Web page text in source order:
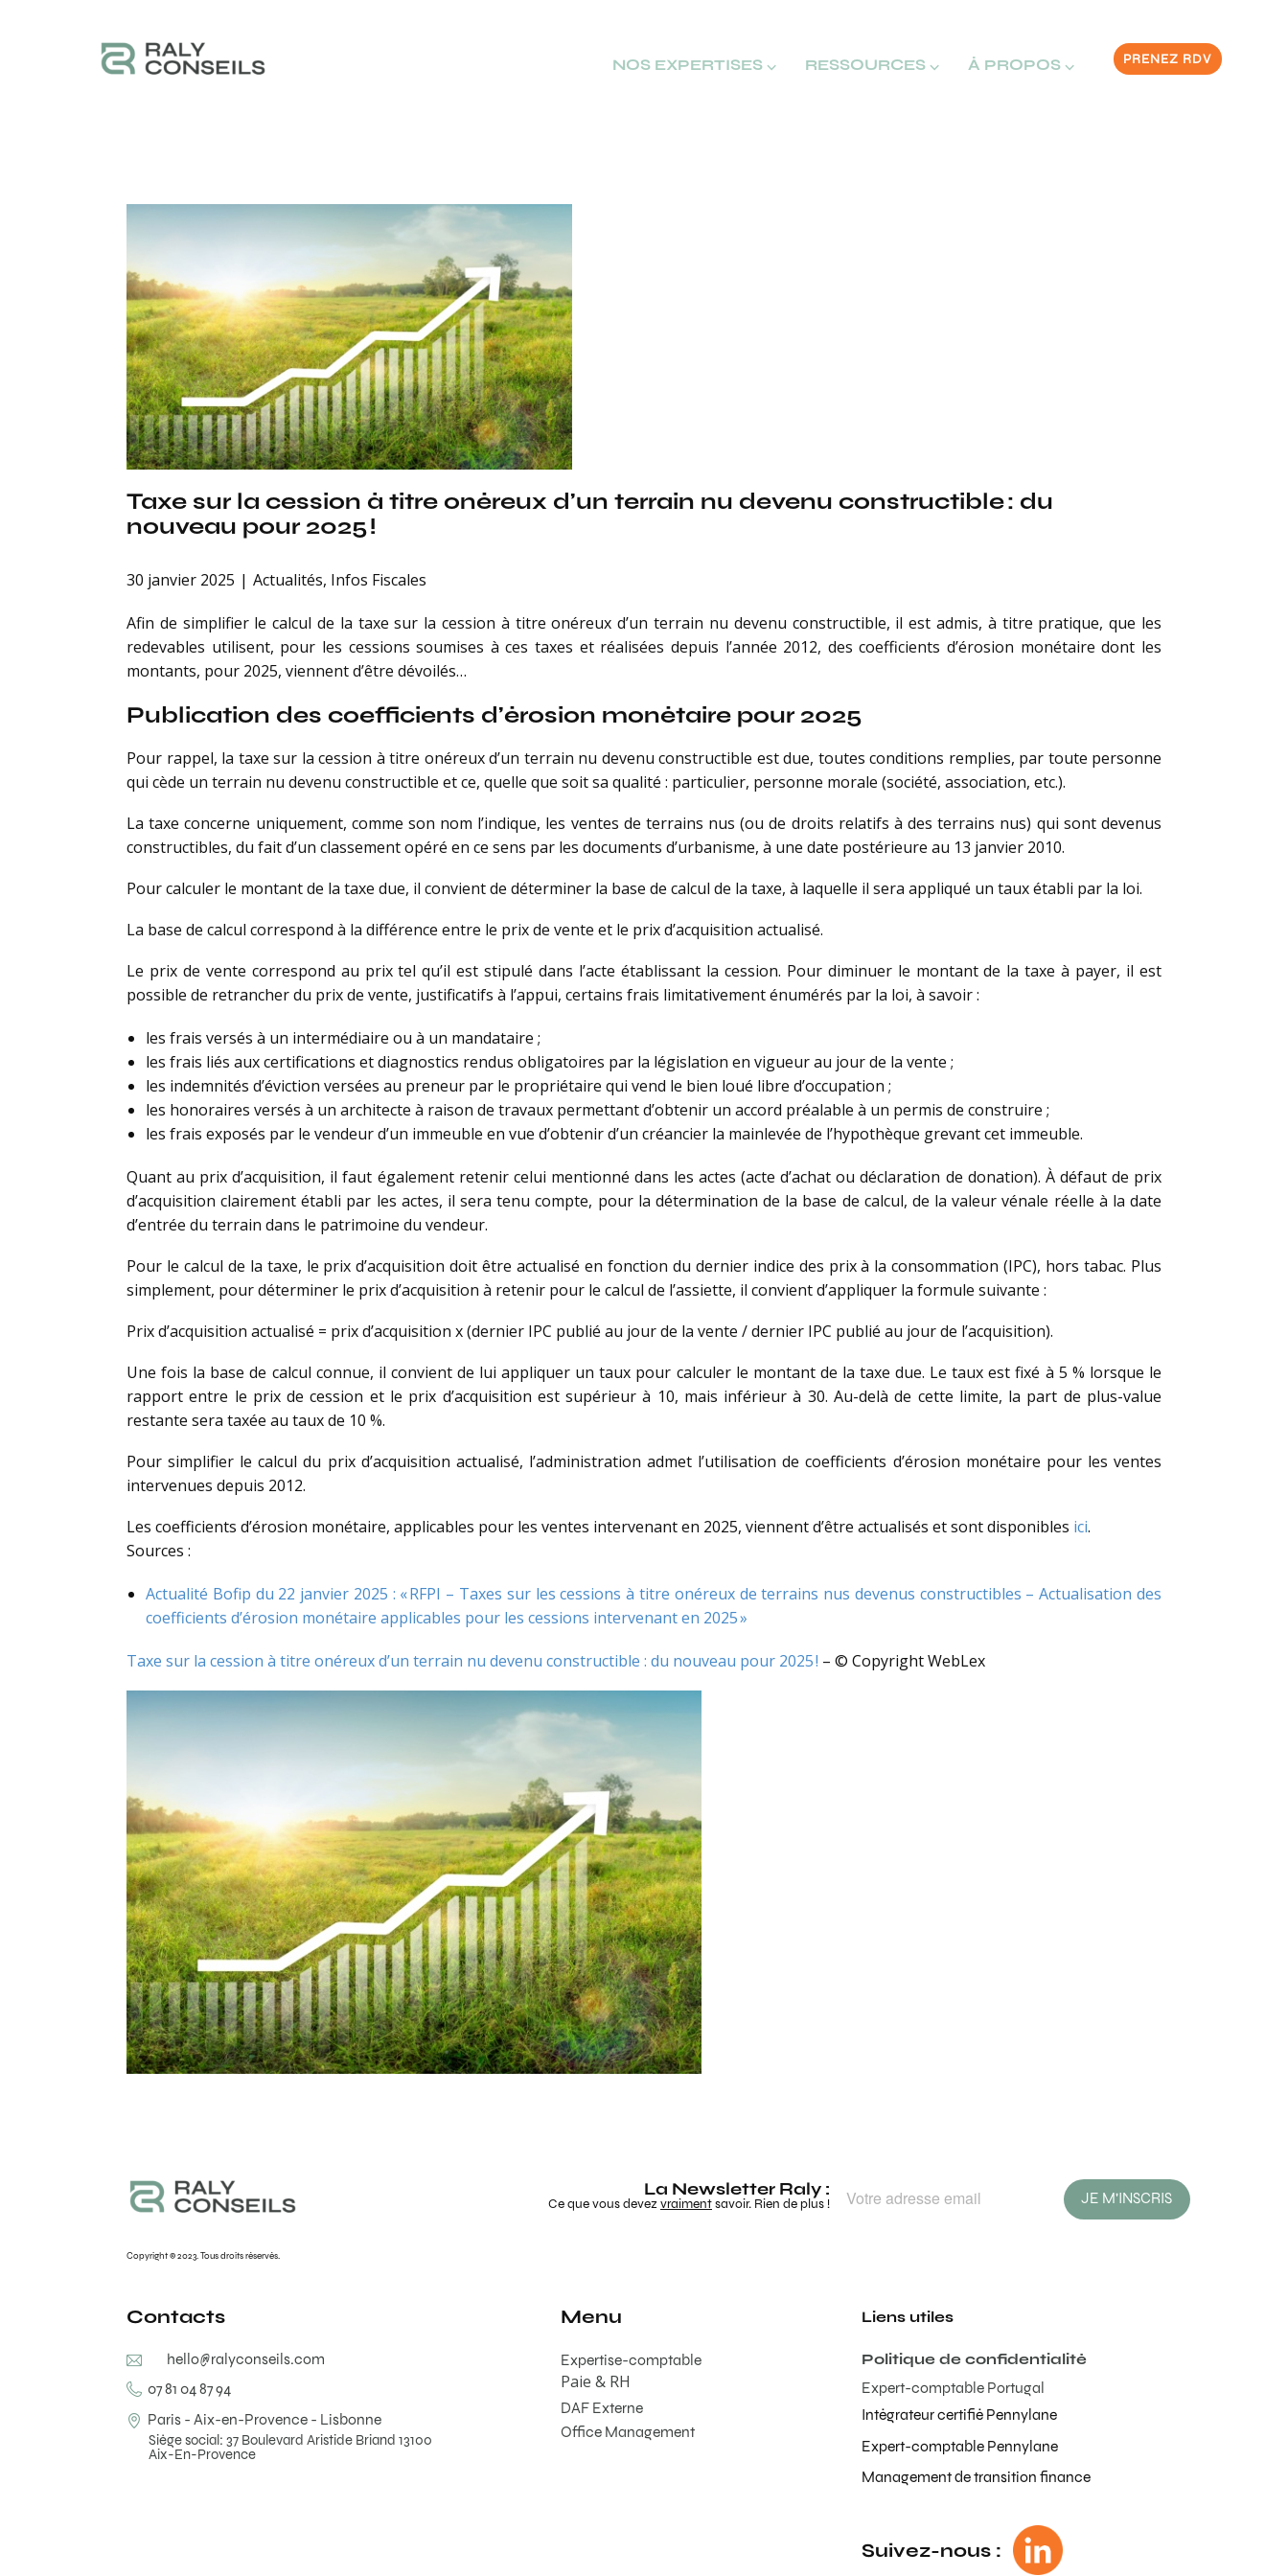
PRENEZ RDV
NOS EXPERTISES ⌵ RESSOURCES ⌵ À PROPOS ⌵
Taxe sur la cession à titre onéreux d’un terrain nu devenu constructible : du
nouveau pour 2025 !
30 janvier 2025 Actualités, Infos Fiscales
Afin de simplifier le calcul de la taxe sur la cession à titre onéreux d’un terrain nu devenu constructible, il est admis, à titre pratique, que les
redevables utilisent, pour les cessions soumises à ces taxes et réalisées depuis l’année 2012, des coefficients d’érosion monétaire dont les
montants, pour 2025, viennent d’être dévoilés…
Publication des coefficients d’érosion monétaire pour 2025
Pour rappel, la taxe sur la cession à titre onéreux d’un terrain nu devenu constructible est due, toutes conditions remplies, par toute personne
qui cède un terrain nu devenu constructible et ce, quelle que soit sa qualité : particulier, personne morale (société, association, etc.).
La taxe concerne uniquement, comme son nom l’indique, les ventes de terrains nus (ou de droits relatifs à des terrains nus) qui sont devenus
constructibles, du fait d’un classement opéré en ce sens par les documents d’urbanisme, à une date postérieure au 13 janvier 2010.
Pour calculer le montant de la taxe due, il convient de déterminer la base de calcul de la taxe, à laquelle il sera appliqué un taux établi par la loi.
La base de calcul correspond à la différence entre le prix de vente et le prix d’acquisition actualisé.
Le prix de vente correspond au prix tel qu’il est stipulé dans l’acte établissant la cession. Pour diminuer le montant de la taxe à payer, il est
possible de retrancher du prix de vente, justificatifs à l’appui, certains frais limitativement énumérés par la loi, à savoir :
les frais versés à un intermédiaire ou à un mandataire ;
les frais liés aux certifications et diagnostics rendus obligatoires par la législation en vigueur au jour de la vente ;
les indemnités d’éviction versées au preneur par le propriétaire qui vend le bien loué libre d’occupation ;
les honoraires versés à un architecte à raison de travaux permettant d’obtenir un accord préalable à un permis de construire ;
les frais exposés par le vendeur d’un immeuble en vue d’obtenir d’un créancier la mainlevée de l’hypothèque grevant cet immeuble.
Quant au prix d’acquisition, il faut également retenir celui mentionné dans les actes (acte d’achat ou déclaration de donation). À défaut de prix
d’acquisition clairement établi par les actes, il sera tenu compte, pour la détermination de la base de calcul, de la valeur vénale réelle à la date
d’entrée du terrain dans le patrimoine du vendeur.
Pour le calcul de la taxe, le prix d’acquisition doit être actualisé en fonction du dernier indice des prix à la consommation (IPC), hors tabac. Plus
simplement, pour déterminer le prix d’acquisition à retenir pour le calcul de l’assiette, il convient d’appliquer la formule suivante :
Prix d’acquisition actualisé = prix d’acquisition x (dernier IPC publié au jour de la vente / dernier IPC publié au jour de l’acquisition).
Une fois la base de calcul connue, il convient de lui appliquer un taux pour calculer le montant de la taxe due. Le taux est fixé à 5 % lorsque le
rapport entre le prix de cession et le prix d’acquisition est supérieur à 10, mais inférieur à 30. Au-delà de cette limite, la part de plus-value
restante sera taxée au taux de 10 %.
Pour simplifier le calcul du prix d’acquisition actualisé, l’administration admet l’utilisation de coefficients d’érosion monétaire pour les ventes
intervenues depuis 2012.
Les coefficients d’érosion monétaire, applicables pour les ventes intervenant en 2025, viennent d’être actualisés et sont disponibles ici.
Sources :
Actualité Bofip du 22 janvier 2025 : « RFPI – Taxes sur les cessions à titre onéreux de terrains nus devenus constructibles – Actualisation des
coefficients d’érosion monétaire applicables pour les cessions intervenant en 2025 »
Taxe sur la cession à titre onéreux d’un terrain nu devenu constructible : du nouveau pour 2025 ! – © Copyright WebLex
La Newsletter Raly :
Ce que vous devezvraimentsavoir. Rien de plus ! JE M'INSCRIS
Copyright © 2023. Tous droits réservés.
Contacts
hello@ralyconseils.com
07 81 04 87 94
Paris - Aix-en-Provence - Lisbonne
Siège social: 37 Boulevard Aristide Briand 13100
Aix-En-Provence
Menu
Expertise-comptable
DAF Externe
Office Management
Paie & RH
Liens utiles
Politique de confidentialité
Expert-comptable Portugal
Intégrateur certifié Pennylane
Expert-comptable Pennylane
Management de transition finance
Suivez-nous :